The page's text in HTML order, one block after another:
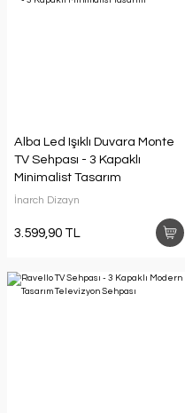
Alba Led Işıklı Duvara Monte
TV Sehpası - 3 Kapaklı
Minimalist Tasarım
İnarch Dizayn
3.599,90 TL